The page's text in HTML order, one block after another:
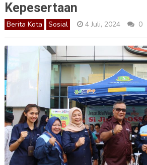
Kepesertaan
Berita Kota Sosial 4 Juli, 2024 0